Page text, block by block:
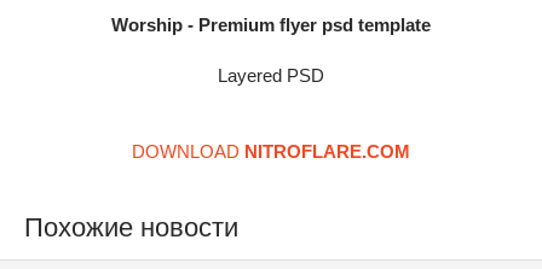
Worship - Premium flyer psd template
Layered PSD
DOWNLOAD NITROFLARE.COM
Похожие новости